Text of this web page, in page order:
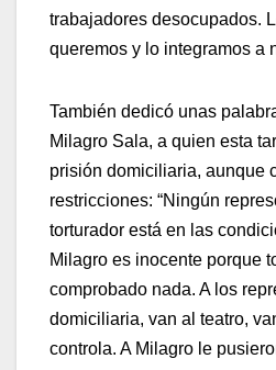
trabajadores desocupados.
queremos y lo integramos a
También dedicó unas
Milagro Sala, a quien esta
prisión domiciliaria, aunque
restricciones: “Ningún
torturador está en las
Milagro es inocente porque
comprobado nada. A los
domiciliaria, van al teatro,
controla. A Milagro le